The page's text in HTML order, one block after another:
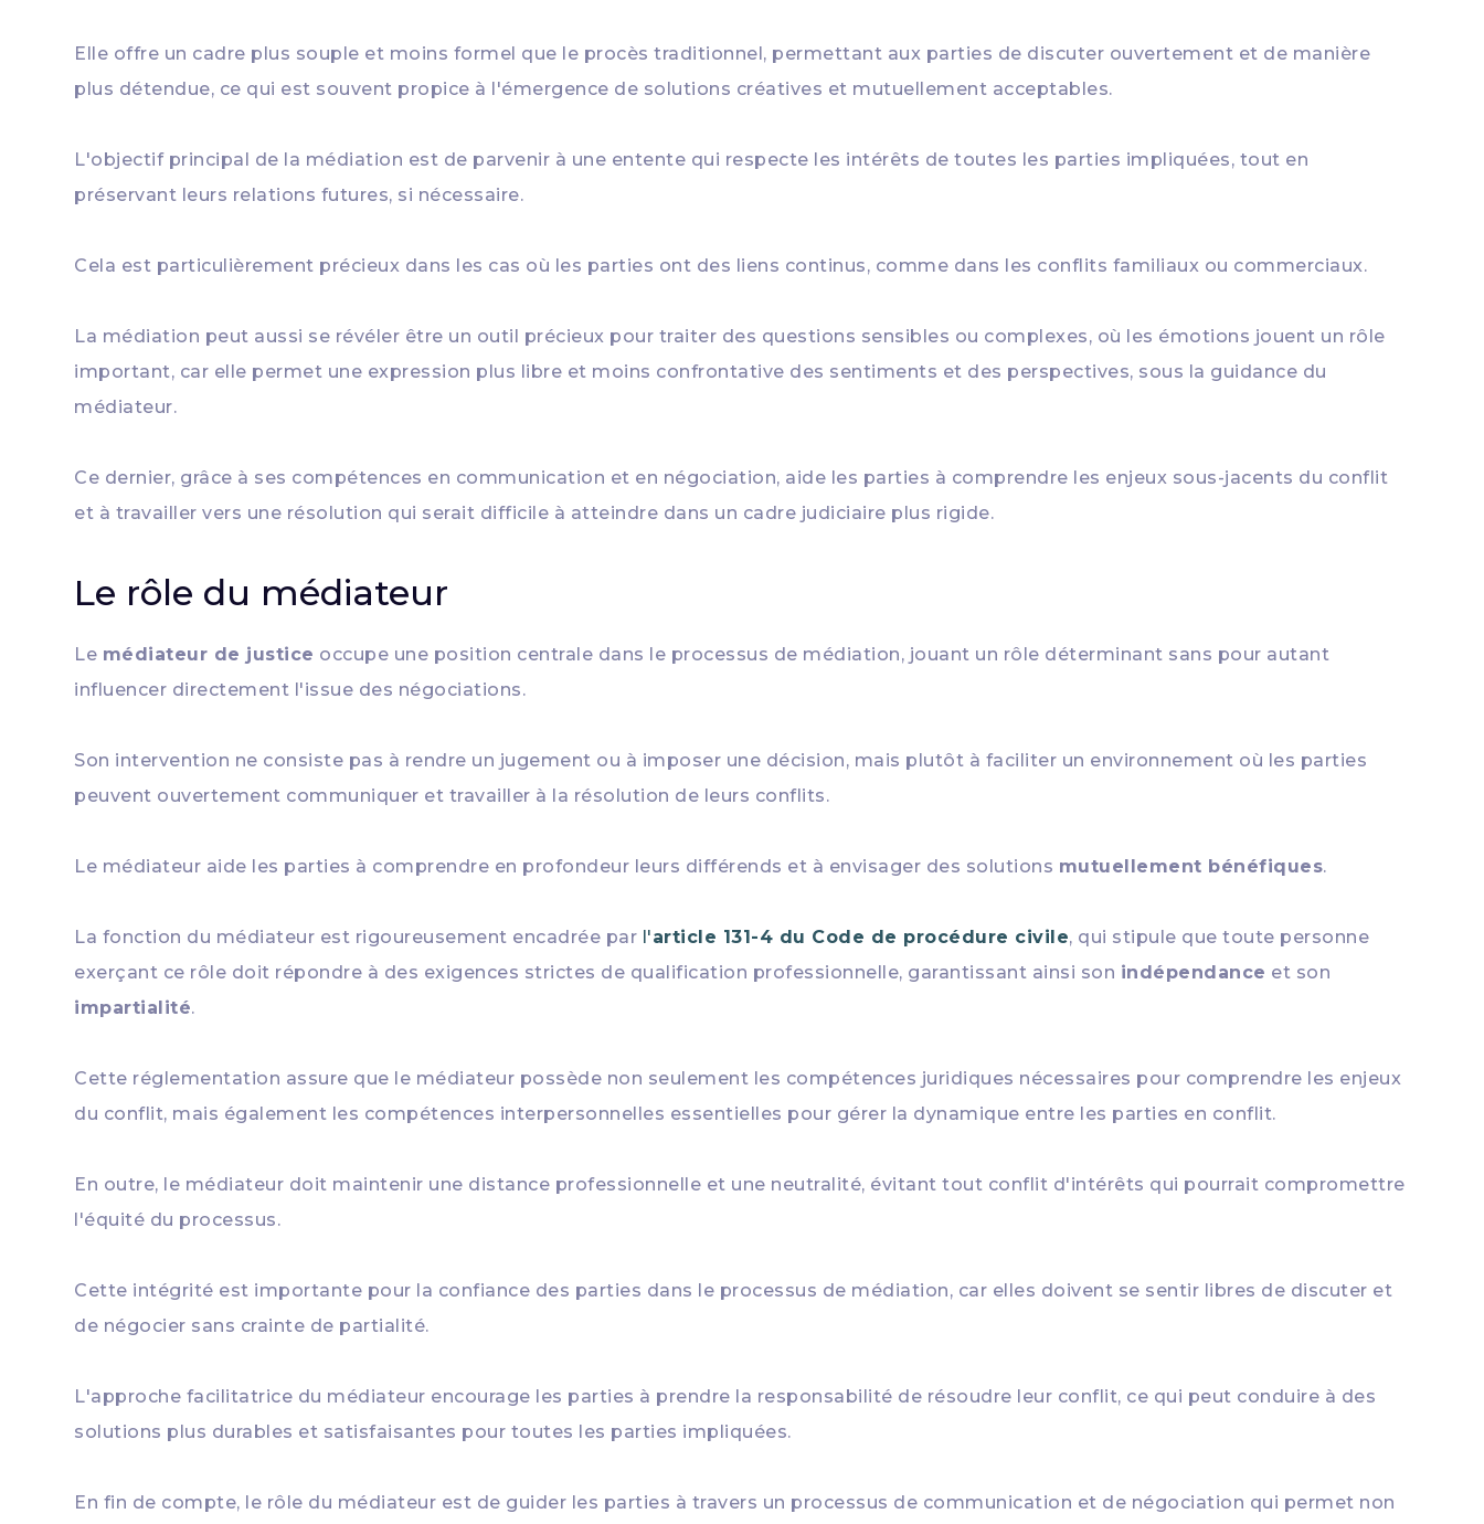
Elle offre un cadre plus souple et moins formel que le procès traditionnel, permettant aux parties de discuter ouvertement et de manière
plus détendue, ce qui est souvent propice à l'émergence de solutions créatives et mutuellement acceptables.
L'objectif principal de la médiation est de parvenir à une entente qui respecte les intérêts de toutes les parties impliquées, tout en
préservant leurs relations futures, si nécessaire.
Cela est particulièrement précieux dans les cas où les parties ont des liens continus, comme dans les conflits familiaux ou commerciaux.
La médiation peut aussi se révéler être un outil précieux pour traiter des questions sensibles ou complexes, où les émotions jouent un rôle
important, car elle permet une expression plus libre et moins confrontative des sentiments et des perspectives, sous la guidance du
médiateur.
Ce dernier, grâce à ses compétences en communication et en négociation, aide les parties à comprendre les enjeux sous-jacents du conflit
et à travailler vers une résolution qui serait difficile à atteindre dans un cadre judiciaire plus rigide.
Le rôle du médiateur
Le médiateur de justice occupe une position centrale dans le processus de médiation, jouant un rôle déterminant sans pour autant
influencer directement l'issue des négociations.
Son intervention ne consiste pas à rendre un jugement ou à imposer une décision, mais plutôt à faciliter un environnement où les parties
peuvent ouvertement communiquer et travailler à la résolution de leurs conflits.
Le médiateur aide les parties à comprendre en profondeur leurs différends et à envisager des solutions mutuellement bénéfiques.
La fonction du médiateur est rigoureusement encadrée par l'article 131-4 du Code de procédure civile, qui stipule que toute personne
exerçant ce rôle doit répondre à des exigences strictes de qualification professionnelle, garantissant ainsi son indépendance et son
impartialité.
Cette réglementation assure que le médiateur possède non seulement les compétences juridiques nécessaires pour comprendre les enjeux
du conflit, mais également les compétences interpersonnelles essentielles pour gérer la dynamique entre les parties en conflit.
En outre, le médiateur doit maintenir une distance professionnelle et une neutralité, évitant tout conflit d'intérêts qui pourrait compromettre
l'équité du processus.
Cette intégrité est importante pour la confiance des parties dans le processus de médiation, car elles doivent se sentir libres de discuter et
de négocier sans crainte de partialité.
L'approche facilitatrice du médiateur encourage les parties à prendre la responsabilité de résoudre leur conflit, ce qui peut conduire à des
solutions plus durables et satisfaisantes pour toutes les parties impliquées.
En fin de compte, le rôle du médiateur est de guider les parties à travers un processus de communication et de négociation qui permet non